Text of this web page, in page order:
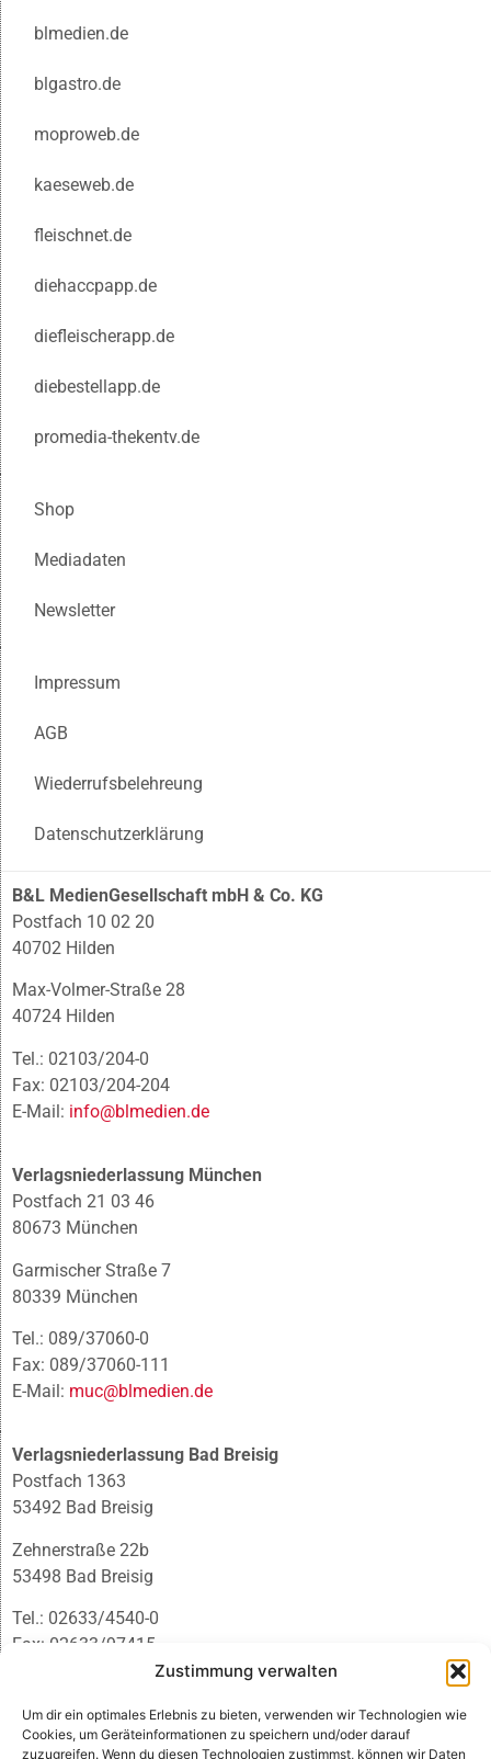
Zustimmung verwalten
Um dir ein optimales Erlebnis zu bieten, verwenden wir Technologien wie
Cookies, um Geräteinformationen zu speichern und/oder darauf
zuzugreifen. Wenn du diesen Technologien zustimmst, können wir Daten
blmedien.de
blgastro.de
moproweb.de
kaeseweb.de
fleischnet.de
diehaccpapp.de
diefleischerapp.de
diebestellapp.de
promedia-thekentv.de
Shop
Mediadaten
Newsletter
Impressum
AGB
Wiederrufsbelehreung
Datenschutzerklärung
B&L MedienGesellschaft mbH & Co. KG
Postfach 10 02 20
40702 Hilden
Max-Volmer-Straße 28
40724 Hilden
Tel.: 02103/204-0
Fax: 02103/204-204
E-Mail: info@blmedien.de
Verlagsniederlassung München
Postfach 21 03 46
80673 München
Garmischer Straße 7
80339 München
Tel.: 089/37060-0
Fax: 089/37060-111
E-Mail: muc@blmedien.de
Verlagsniederlassung Bad Breisig
Postfach 1363
53492 Bad Breisig
Zehnerstraße 22b
53498 Bad Breisig
Tel.: 02633/4540-0
Fax: 02633/97415
infobb@blmedien.de